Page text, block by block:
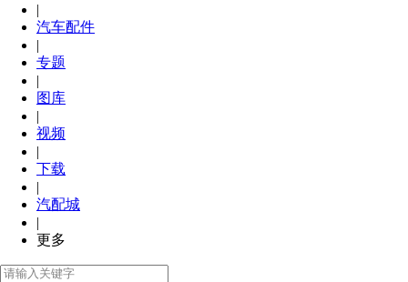
|
汽车配件
|
专题
|
图库
|
视频
|
下载
|
汽配城
|
更多